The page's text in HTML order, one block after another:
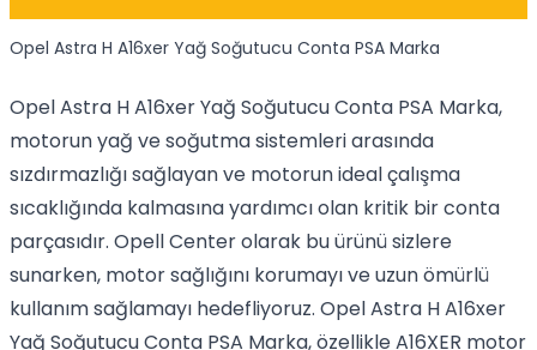
Opel Astra H A16xer Yağ Soğutucu Conta PSA Marka
Opel Astra H A16xer Yağ Soğutucu Conta PSA Marka,
motorun yağ ve soğutma sistemleri arasında
sızdırmazlığı sağlayan ve motorun ideal çalışma
sıcaklığında kalmasına yardımcı olan kritik bir conta
parçasıdır. Opell Center olarak bu ürünü sizlere
sunarken, motor sağlığını korumayı ve uzun ömürlü
kullanım sağlamayı hedefliyoruz. Opel Astra H A16xer
Yağ Soğutucu Conta PSA Marka, özellikle A16XER motor